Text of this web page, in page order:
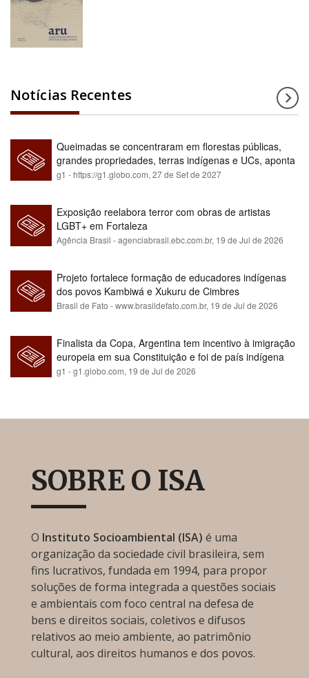
Notícias Recentes
Queimadas se concentraram em florestas públicas,
grandes propriedades, terras indígenas e UCs, aponta
relatório
g1 - https://g1.globo.com,27 de Set de 2027
Exposição reelabora terror com obras de artistas
LGBT+ em Fortaleza
Agência Brasil - agenciabrasil.ebc.com.br, 19 de Jul de 2026
Projeto fortalece formação de educadores indígenas
dos povos Kambiwá e Xukuru de Cimbres
Brasil de Fato - www.brasildefato.com.br, 19 de Jul de 2026
Finalista da Copa, Argentina tem incentivo à imigração
europeia em sua Constituição e foi de país indígena
para maioria branca
g1 - g1.globo.com, 19 de Jul de 2026
SOBRE O ISA
O Instituto Socioambiental (ISA) é uma
organização da sociedade civil brasileira, sem
fins lucrativos, fundada em 1994, para propor
soluções de forma integrada a questões sociais
e ambientais com foco central na defesa de
bens e direitos sociais, coletivos e difusos
relativos ao meio ambiente, ao patrimônio
cultural, aos direitos humanos e dos povos.